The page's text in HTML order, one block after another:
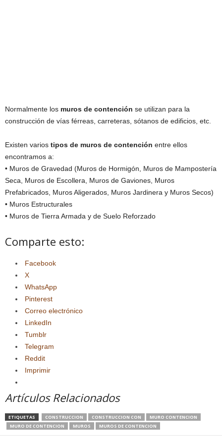
Normalmente los muros de contención se utilizan para la
construcción de vías férreas, carreteras, sótanos de edificios, etc.
Existen varios tipos de muros de contención entre ellos
encontramos a:
• Muros de Gravedad (Muros de Hormigón, Muros de Mampostería
Seca, Muros de Escollera, Muros de Gaviones, Muros
Prefabricados, Muros Aligerados, Muros Jardinera y Muros Secos)
• Muros Estructurales
• Muros de Tierra Armada y de Suelo Reforzado
Comparte esto:
Facebook
X
WhatsApp
Pinterest
Correo electrónico
LinkedIn
Tumblr
Telegram
Reddit
Imprimir
Artículos Relacionados
ETIQUETAS CONSTRUCCION CONSTRUCCION CON
MURO CONTENCION
MURO DE CONTENCION
MUROS MUROS DE CONTENCION